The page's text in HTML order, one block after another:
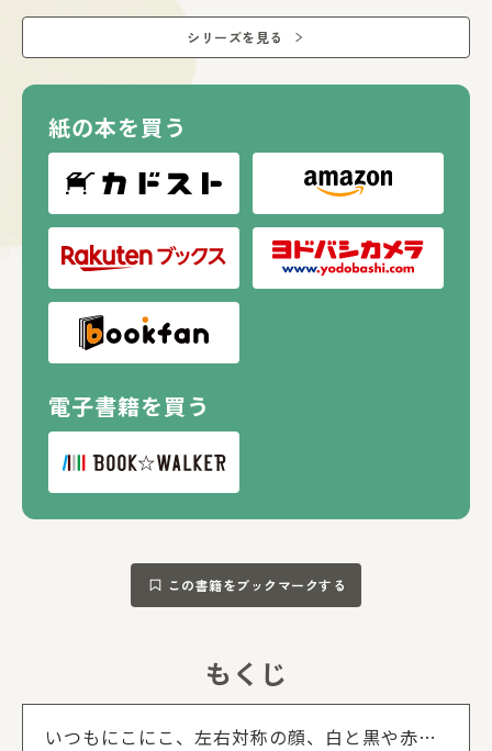
と脳を育みます。
さらに、赤ちゃんが大好きな言葉もいっぱい！
0歳の誕生日から楽しめる、赤ちゃん絵本の新定番！
出産祝いやベビーギフトにもおすすめ。
榊原 洋一（お茶の水女子大学名誉教授・小児科医）
いろんな色やかたちを持ち、音を出しながら家の外を走りま
わるのりものは、赤ちゃんをひきつける刺激の宝庫です！
シリーズを見る
紙の本を買う
電子書籍を買う
この書籍をブックマークする
もくじ
いつもにこにこ、左右対称の顔、白と黒や赤な